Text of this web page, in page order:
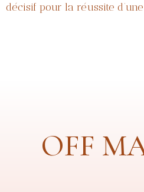
décisif pour la réussite
OFF